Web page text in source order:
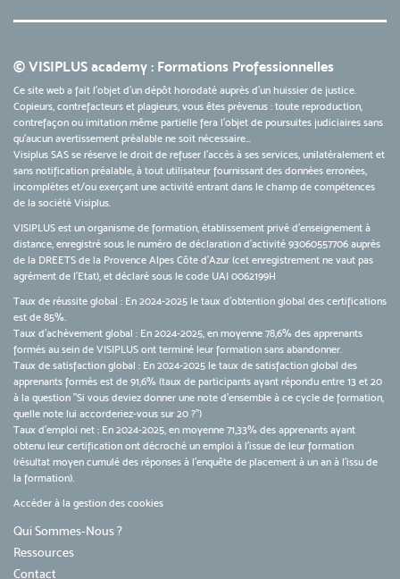
© VISIPLUS academy : Formations Professionnelles
Ce site web a fait l'objet d'un dépôt horodaté auprès d'un huissier de justice.
Copieurs, contrefacteurs et plagieurs, vous êtes prévenus : toute reproduction,
contrefaçon ou imitation même partielle fera l'objet de poursuites judiciaires sans
qu’aucun avertissement préalable ne soit nécessaire...
Visiplus SAS se réserve le droit de refuser l'accès à ses services, unilatéralement et
sans notification préalable, à tout utilisateur fournissant des données erronées,
incomplètes et/ou exerçant une activité entrant dans le champ de compétences
de la société Visiplus.
VISIPLUS est un organisme de formation, établissement privé d’enseignement à
distance, enregistré sous le numéro de déclaration d’activité 93060557706 auprès
de la DREETS de la Provence Alpes Côte d’Azur (cet enregistrement ne vaut pas
agrément de l’Etat), et déclaré sous le code UAI 0062199H
Taux de réussite global : En 2024-2025 le taux d'obtention global des certifications
est de 85%.
Taux d’achèvement global : En 2024-2025, en moyenne 78,6% des apprenants
formés au sein de VISIPLUS ont terminé leur formation sans abandonner.
Taux de satisfaction global : En 2024-2025 le taux de satisfaction global des
apprenants formés est de 91,6% (taux de participants ayant répondu entre 13 et 20
à la question "Si vous deviez donner une note d’ensemble à ce cycle de formation,
quelle note lui accorderiez-vous sur 20 ?")
Taux d’emploi net : En 2024-2025, en moyenne 71,33% des apprenants ayant
obtenu leur certification ont décroché un emploi à l'issue de leur formation
(résultat moyen cumulé des réponses à l'enquête de placement à un an à l'issu de
la formation).
Accéder à la gestion des cookies
Qui Sommes-Nous ?
Ressources
Contact